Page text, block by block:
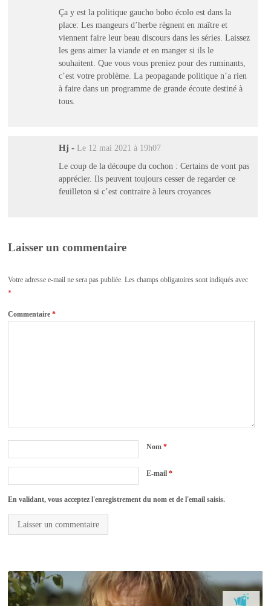
Ça y est la politique gaucho bobo écolo est dans la
place: Les mangeurs d’herbe règnent en maître et
viennent faire leur beau discours dans les séries. Laissez
les gens aimer la viande et en manger si ils le
souhaitent. Que vous vous preniez pour des ruminants,
c’est votre problème. La peopagande politique n’a rien
à faire dans un programme de grande écoute destiné à
tous.
Hj - Le 12 mai 2021 à 19h07
Le coup de la découpe du cochon : Certains de vont pas
apprécier. Ils peuvent toujours cesser de regarder ce
feuilleton si c’est contraire à leurs croyances
Laisser un commentaire
Votre adresse e-mail ne sera pas publiée. Les champs obligatoires sont indiqués avec
*
Commentaire*
Nom*
E-mail*
En validant, vous acceptez l'enregistrement du nom et de l'email saisis.